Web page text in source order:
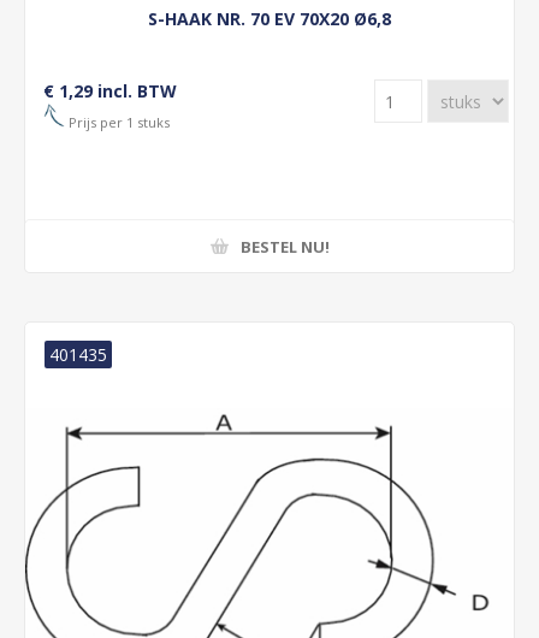
S-HAAK NR. 70 EV 70X20 Ø6,8
€ 1,29 incl. BTW
Prijs per 1 stuks
BESTEL NU!
401435